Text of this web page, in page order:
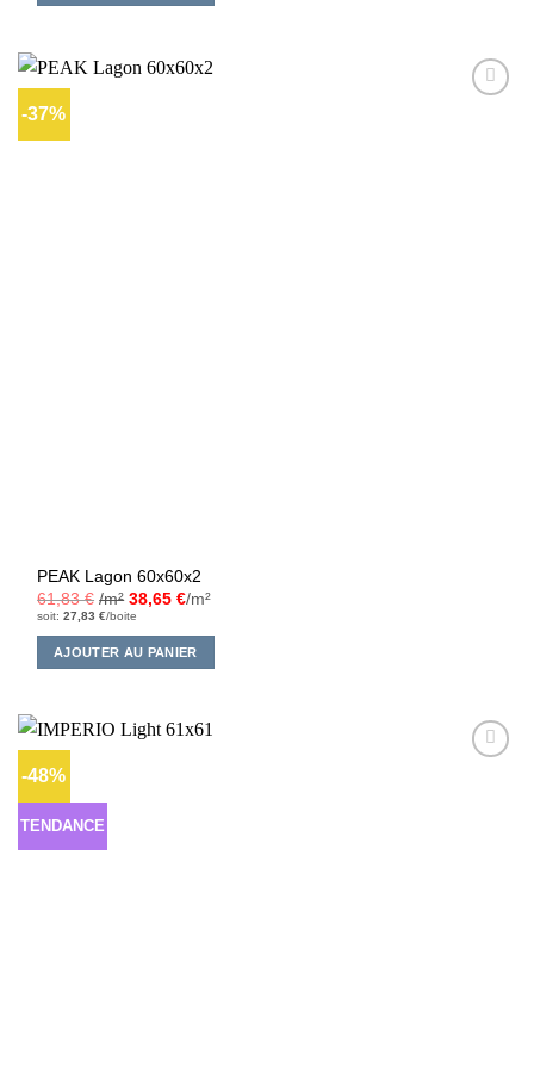
-37%
PEAK Lagon 60x60x2
61,83€ /m² 38,65€/m²
soit:27,83€/boite
AJOUTER AU PANIER
-48%
TENDANCE